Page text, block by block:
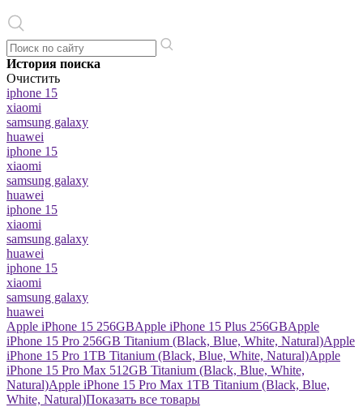
История поиска
Очистить
iphone 15
xiaomi
samsung galaxy
huawei
iphone 15
xiaomi
samsung galaxy
huawei
iphone 15
xiaomi
samsung galaxy
huawei
iphone 15
xiaomi
samsung galaxy
huawei
Apple iPhone 15 256GBApple iPhone 15 Plus 256GBApple
iPhone 15 Pro 256GB Titanium (Black, Blue, White, Natural)Apple
iPhone 15 Pro 1TB Titanium (Black, Blue, White, Natural)Apple
iPhone 15 Pro Max 512GB Titanium (Black, Blue, White,
Natural)Apple iPhone 15 Pro Max 1TB Titanium (Black, Blue,
White, Natural)Показать все товары